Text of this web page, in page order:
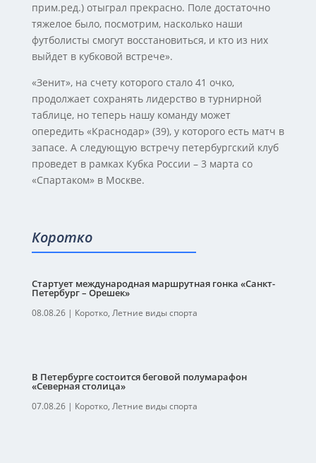
прим.ред.) отыграл прекрасно. Поле достаточно
тяжелое было, посмотрим, насколько наши
футболисты смогут восстановиться, и кто из них
выйдет в кубковой встрече».
«Зенит», на счету которого стало 41 очко,
продолжает сохранять лидерство в турнирной
таблице, но теперь нашу команду может
опередить «Краснодар» (39), у которого есть матч в
запасе. А следующую встречу петербургский клуб
проведет в рамках Кубка России – 3 марта со
«Спартаком» в Москве.
Коротко
Стартует международная маршрутная гонка «Санкт-
Петербург – Орешек»
08.08.26| Коротко, Летние виды спорта
В Петербурге состоится беговой полумарафон
«Северная столица»
07.08.26| Коротко, Летние виды спорта